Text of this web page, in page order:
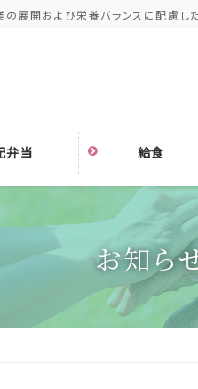
開および栄養バランスに配慮し
弁当 給食
お知ら